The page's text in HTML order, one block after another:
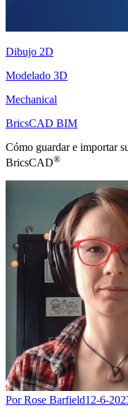
Dibujo 2D
Modelado 3D
Mechanical
BricsCAD BIM
Cómo guardar e importar
BricsCAD®
Por Rose Barfield12-6-